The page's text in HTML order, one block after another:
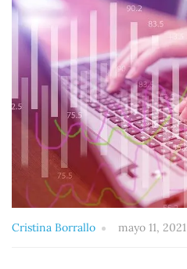
Cristina Borrallo mayo 11, 2021